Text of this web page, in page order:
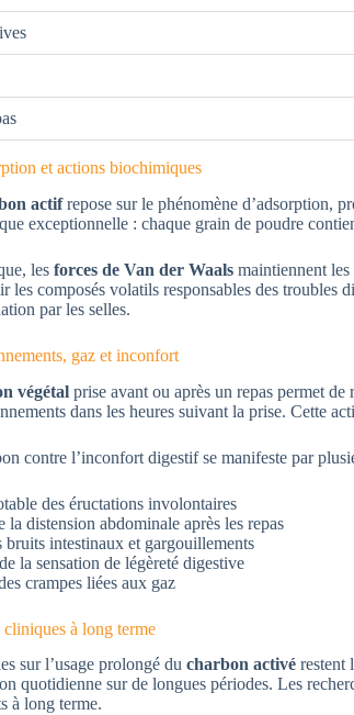
et actions biochimiques
actifrepose sur le phénomène d’adsorption,
exceptionnelle : chaque grain de poudre
les forces de Van der Waals maintiennent
les composés volatils responsables des
par les selles.
gaz et inconfort
végétal prise avant ou après un repas permet
dans les heures suivant la prise. Cette
contre l’inconfort digestif se manifeste par
des éructations involontaires
la distension abdominale après les repas
bruits intestinaux et gargouillements
la sensation de légèreté digestive
crampes liées aux gaz
à long terme
sur l’usage prolongé du charbon activé restent
quotidienne sur de longues périodes. Les
à long terme.